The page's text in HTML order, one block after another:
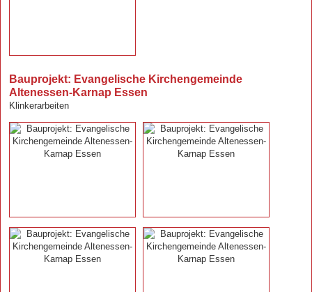
Bauprojekt: Evangelische Kirchengemeinde
Altenessen-Karnap Essen
Klinkerarbeiten